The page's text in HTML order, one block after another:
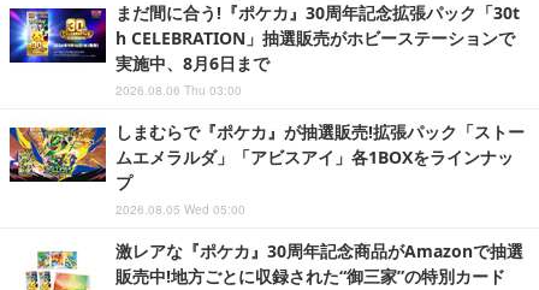
まだ間に合う!『ポケカ』30周年記念拡張パック「30t
h CELEBRATION」抽選販売がホビーステーションで
実施中、8月6日まで
2026.08.06 Thu 03:00
しまむらで『ポケカ』が抽選販売!拡張パック「ストー
ムエメラルダ」「アビスアイ」各1BOXをラインナッ
プ
2026.08.05 Wed 05:00
激レアな『ポケカ』30周年記念商品がAmazonで抽選
販売中!地方ごとに収録された“御三家”の特別カード